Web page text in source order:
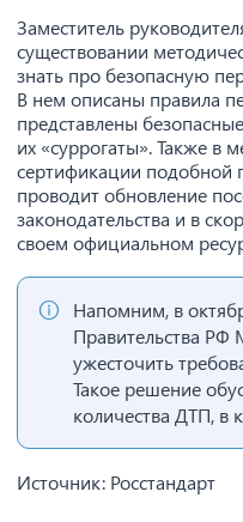
Заместитель
существовании
знать про безопасную
В нем описаны правила
представлены
их «суррогаты». Также в
сертификации подобной
проводит обновление
законодательства и в
своем официальном
Напомним, в
Правительства РФ
ужесточить
Такое решение
количества ДТП, в
Источник: Росстандарт